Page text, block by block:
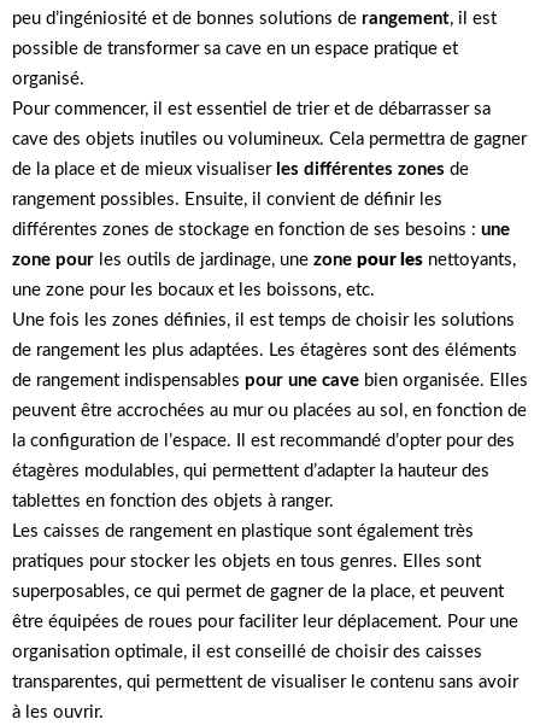
peu d’ingéniosité et de bonnes solutions de rangement, il est
possible de transformer sa cave en un espace pratique et
organisé.
Pour commencer, il est essentiel de trier et de débarrasser sa
cave des objets inutiles ou volumineux. Cela permettra de gagner
de la place et de mieux visualiser les différentes zones de
rangement possibles. Ensuite, il convient de définir les
différentes zones de stockage en fonction de ses besoins : une
zone pour les outils de jardinage, une zone pour les nettoyants,
une zone pour les bocaux et les boissons, etc.
Une fois les zones définies, il est temps de choisir les solutions
de rangement les plus adaptées. Les étagères sont des éléments
de rangement indispensables pour une cave bien organisée. Elles
peuvent être accrochées au mur ou placées au sol, en fonction de
la configuration de l’espace. Il est recommandé d’opter pour des
étagères modulables, qui permettent d’adapter la hauteur des
tablettes en fonction des objets à ranger.
Les caisses de rangement en plastique sont également très
pratiques pour stocker les objets en tous genres. Elles sont
superposables, ce qui permet de gagner de la place, et peuvent
être équipées de roues pour faciliter leur déplacement. Pour une
organisation optimale, il est conseillé de choisir des caisses
transparentes, qui permettent de visualiser le contenu sans avoir
à les ouvrir.